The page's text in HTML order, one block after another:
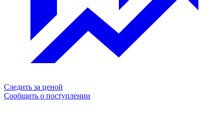
Следить за ценой
Сообщить о поступлении